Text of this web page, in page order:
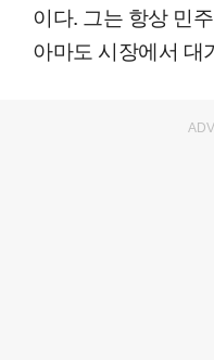
이다. 그는 항상 민
아마도 시장에서 대